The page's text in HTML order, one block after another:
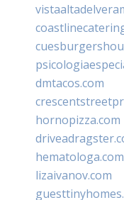
dmtacos.com
hornopizza.com
hematologa.com
lizaivanov.com